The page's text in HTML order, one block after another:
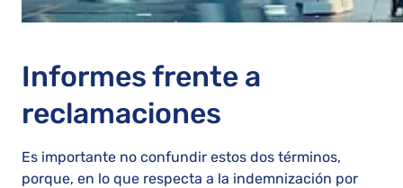
Informes frente a
reclamaciones
Es importante no confundir estos dos términos,
porque, en lo que respecta a la indemnización por